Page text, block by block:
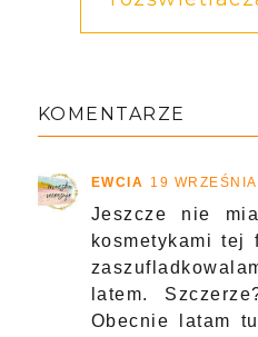
KOMENTARZE
EWCIA 19
Jeszcze nie
kosmetykami tej
latem.
Obecnie latam